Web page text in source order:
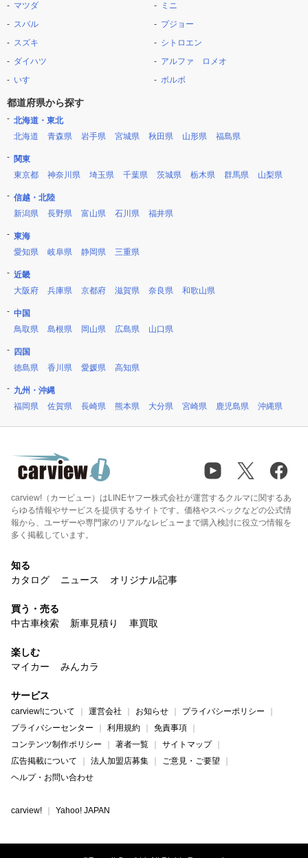
マツダ
スバル
スズキ
ダイハツ
いすゞ
ミニ
プジョー
シトロエン
アルファ ロメオ
ボルボ
都道府県から探す
北海道・東北
北海道
青森県 岩手県 宮城県 秋田県 山形県 福島県
関東
東京都
神奈川県 埼玉県 千葉県 茨城県 栃木県 群馬県 山梨県
信越・北陸
新潟県
長野県 富山県 石川県 福井県
東海
愛知県
岐阜県 静岡県 三重県
近畿
大阪府
兵庫県 京都府 滋賀県 奈良県 和歌山県
中国
鳥取県
島根県 岡山県 広島県 山口県
四国
徳島県
香川県 愛媛県 高知県
九州・沖縄
福岡県
佐賀県 長崎県 熊本県 大分県 宮崎県 鹿児島県 沖縄県
carview!（カービュー）はLINEヤフー株式会社が運営するクルマに関するあ
らゆる情報やサービスを提供するサイトです。価格やスペックなどの公式情
報から、ユーザーや専門家のリアルなレビューまで購入検討に役立つ情報を
多く掲載しています。
知る
カタログ
ニュース オリジナル記事
買う・売る
中古車検索
新車見積り 車買取
楽しむ
マイカー
みんカラ
サービス
carview!について 運営会社 お知らせ
プライバシーポリシー
プライバシーセンター
利用規約
免責事項
コンテンツ制作ポリシー
著者一覧
サイトマップ
広告掲載について
法人加盟店募集
ご意見・ご要望
ヘルプ・お問い合わせ
carview! Yahoo! JAPAN